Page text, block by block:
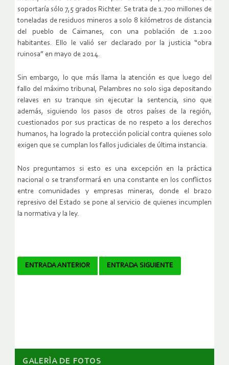
soportaría sólo 7,5 grados Richter. Se trata de 1.700 millones de
toneladas de residuos mineros a solo 8 kilómetros de distancia
del pueblo de Caimanes, con una población de 1.200
habitantes. Ello le valió ser declarado por la justicia “obra
ruinosa” en mayo de 2014.
Sin embargo, lo que más llama la atención es que luego del
fallo del máximo tribunal, Pelambres no solo siga depositando
relaves en su tranque sin ejecutar la sentencia, sino que
además, siguiendo los pasos de otros países de la región,
cuestionados por sus practicas de no respeto a los derechos
humanos, ha logrado la protección policial contra quienes solo
exigen que se cumplan los fallos judiciales de última instancia.
Nos preguntamos si esto es una excepción en la práctica
nacional o se transformará en una constante en los conflictos
entre comunidades y empresas mineras, donde el brazo
represivo del Estado se pone al servicio de quienes incumplen
la normativa y la ley.
Navegador
ENTRADA ANTERIOR ENTRADA SIGUIENTE
GALERÌA DE FOTOS